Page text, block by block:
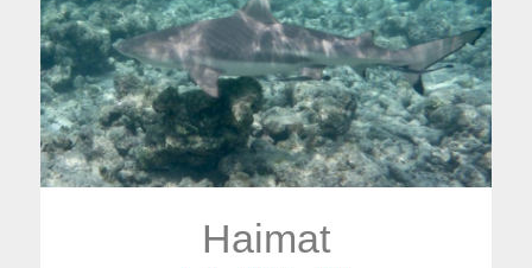
Haimat